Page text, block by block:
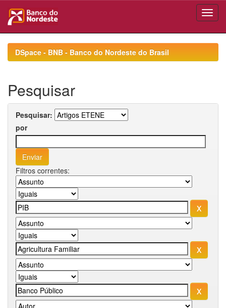
navigationDSpace - BNB - Banco do Nordeste do Brasil
Pesquisar
Pesquisar:
por
Filtros correntes: